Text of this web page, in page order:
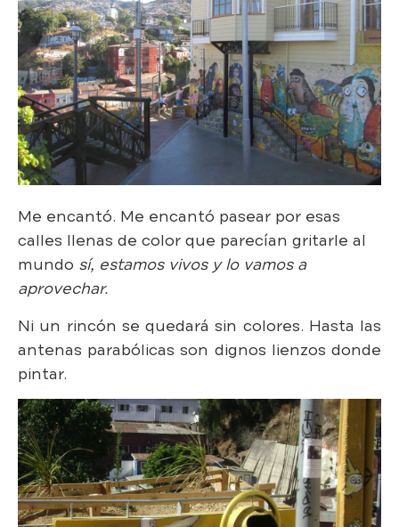
Me encantó. Me encantó pasear por esas
calles llenas de color que parecían gritarle al
mundo sí, estamos vivos y lo vamos a
aprovechar.
Ni un rincón se quedará sin colores. Hasta las
antenas parabólicas son dignos lienzos donde
pintar.